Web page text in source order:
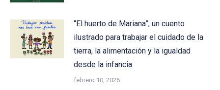
“El huerto de Mariana”, un cuento
ilustrado para trabajar el cuidado de la
tierra, la alimentación y la igualdad
desde la infancia
febrero 10, 2026